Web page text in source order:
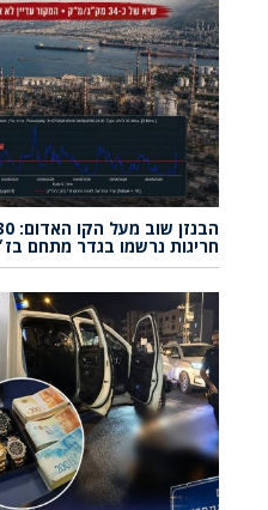
חריגות נרשמו בגדר מתחם